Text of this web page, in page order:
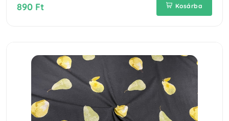
890 Ft Kosárba